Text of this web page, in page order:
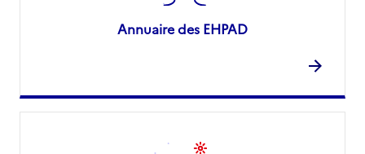
Annuaire des EHPAD